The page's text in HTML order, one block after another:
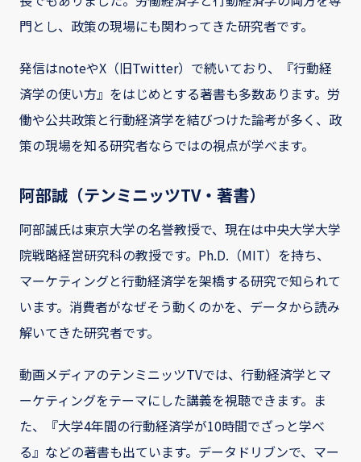
門とし、政策の現場にも関わってきた研究者です。
発信はnoteやX（旧Twitter）で続いており、『行動経
済学の使い方』をはじめとする著書も多数あります。労
働や公共政策と行動経済学を結びつけた論考が多く、政
策の現場を知る研究者ならではの視点が学べます。
阿部誠（テンミニッツTV・著書）
阿部誠氏は東京大学の名誉教授で、現在は中央大学大学
院戦略経営研究科の教授です。Ph.D.（MIT）を持ち、
マーケティングと行動経済学を架橋する研究で知られて
います。消費者がなぜそう動くのかを、データから読み
解いてきた研究者です。
動画メディアのテンミニッツTVでは、行動経済学とマ
ーケティングをテーマにした講義を視聴できます。ま
た、『大学4年間の行動経済学が10時間でざっと学べ
る』などの著書も出ています。データドリブンで、マー